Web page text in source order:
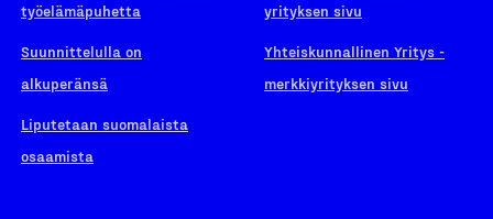
työelämäpuhetta
Suunnittelulla on
alkuperänsä
Liputetaan suomalaista
osaamista
yrityksen sivu
Yhteiskunnallinen Yritys -
merkkiyrityksen sivu